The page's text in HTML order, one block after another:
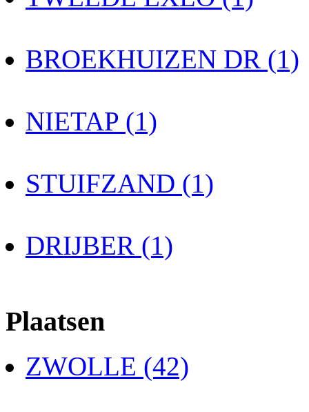
BROEKHUIZEN DR (1)
NIETAP (1)
STUIFZAND (1)
DRIJBER (1)
Plaatsen
ZWOLLE (42)